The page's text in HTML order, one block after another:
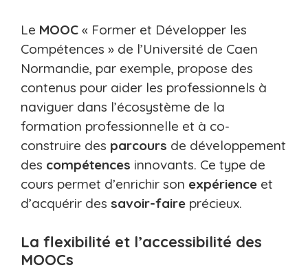
Le MOOC « Former et Développer les
Compétences » de l’Université de Caen
Normandie, par exemple, propose des
contenus pour aider les professionnels à
naviguer dans l’écosystème de la
formation professionnelle et à co-
construire des parcours de développement
des compétences innovants. Ce type de
cours permet d’enrichir son expérience et
d’acquérir des savoir-faire précieux.
La flexibilité et l’accessibilité des
MOOCs